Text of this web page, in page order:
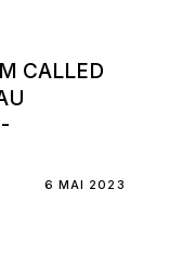
CALLED
6 MAI 2023